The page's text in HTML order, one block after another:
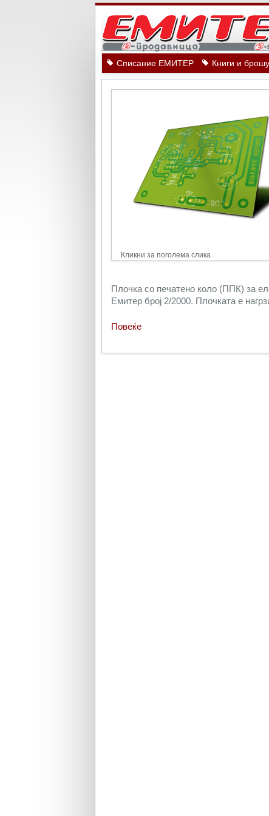
Списание ЕМИТЕР Книги и
Кликни за поголема слика
Плочка со печатено коло (ППК) за
Емитер број 2/2000. Плочката е
Повеќе